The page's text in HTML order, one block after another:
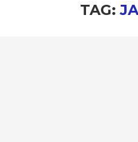
TAG: